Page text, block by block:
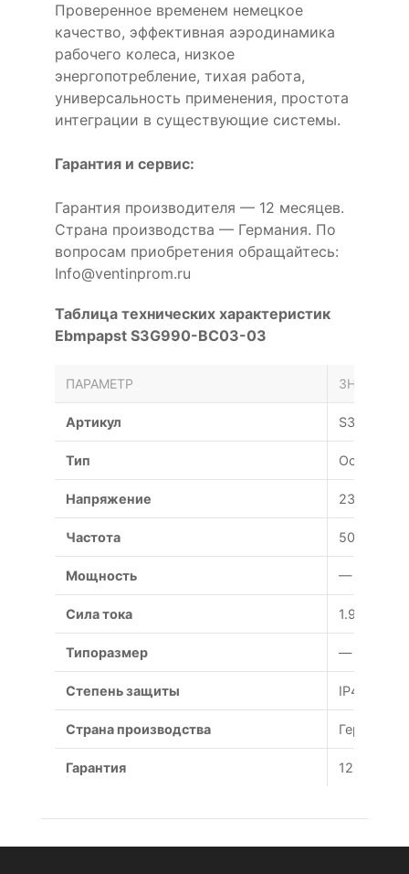
Проверенное временем немецкое
качество, эффективная аэродинамика
рабочего колеса, низкое
энергопотребление, тихая работа,
универсальность применения, простота
интеграции в существующие системы.
Гарантия и сервис:
Гарантия производителя — 12 месяцев.
Страна производства — Германия. По
вопросам приобретения обращайтесь:
Info@ventinprom.ru
Таблица технических характеристик
Ebmpapst S3G990-BC03-03
ПАРАМЕТР ЗНАЧЕНИЕ
Артикул S3G990-
Тип Осевой
Напряжение 230/380 В
Частота 50 Гц
Мощность — Вт
Сила тока 1.9 А
Типоразмер — мм
Степень защиты IP44
Страна производства Германия
Гарантия 12